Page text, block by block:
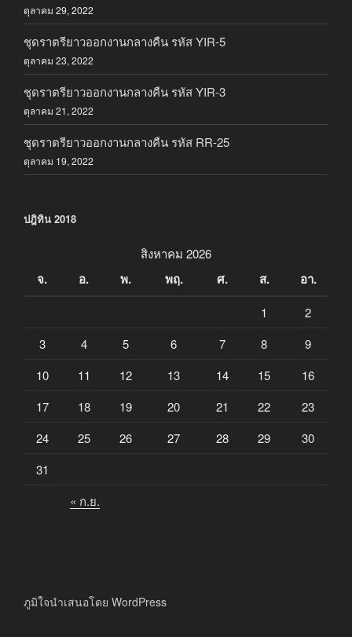
ตุลาคม 29, 2022
ชุดราตรียาวออกงานกลางคืน รหัส YIR-5
ตุลาคม 23, 2022
ชุดราตรียาวออกงานกลางคืน รหัส YIR-3
ตุลาคม 21, 2022
ชุดราตรียาวออกงานกลางคืน รหัส RR-25
ตุลาคม 19, 2022
ปฎิทิน 2018
สิงหาคม 2026
จ. อ. พ. พฤ. ศ. ส. อา.
1
2
3
4 5 6 7 8
9
10
11 12 13 14 15
16
17
18 19 20 21 22
23
24
25 26 27 28 29
30
31
« ก.ย.
ภูมิใจนำเสนอโดย WordPress